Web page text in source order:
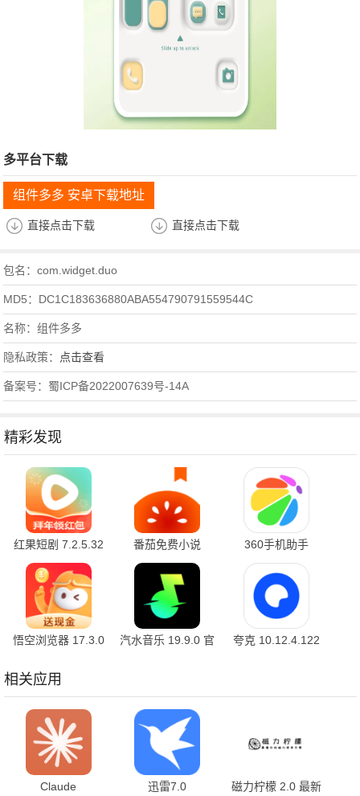
多平台下载
组件多多 安卓下载地址
直接点击下载 直接点击下载
包名：com.widget.duo
MD5：DC1C183636880ABA554790791559544C
名称：组件多多
隐私政策： 点击查看
备案号：蜀ICP备2022007639号-14A
精彩发现
红果短剧 7.2.5.32
官方版
番茄免费小说
7.2.5.32 安卓版
360手机助手
10.2.2 官方版
悟空浏览器 17.3.0
汽水音乐 19.9.0 官
夸克 10.12.4.122
相关应用
Claude
迅雷7.0
磁力柠檬 2.0 最新